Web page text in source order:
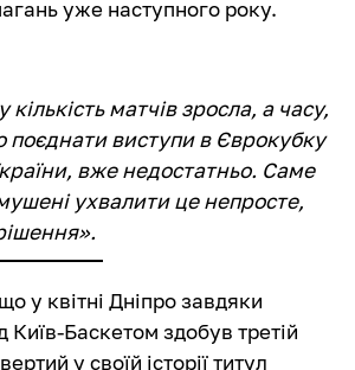
уже наступного року.
матчів зросла, а часу,
поєднати виступи в Єврокубку
вже недостатньо. Саме
ухвалити це непросте,
у квітні Дніпро завдяки
Київ-Баскетом здобув третій
у своїй історії титул